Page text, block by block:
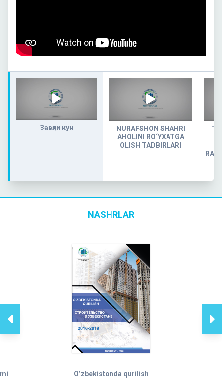
Завқли кун
NURAFSHON SHAHRI
AHOLINI RO‘YXATGA
OLISH TADBIRLARI
NASHRLAR
O’zbekistonda qurilish